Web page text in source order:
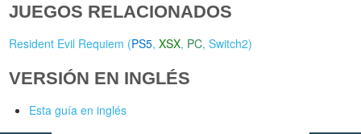
JUEGOS RELACIONADOS
Resident Evil Requiem (PS5,XSX, PC,Switch2)
VERSIÓN EN INGLÉS
Esta guía en inglés